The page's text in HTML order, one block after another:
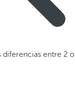
diferencias entre 2 o